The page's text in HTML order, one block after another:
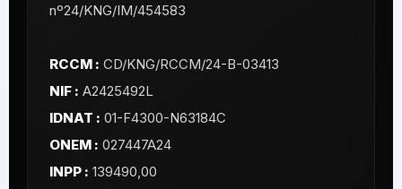
nº24/KNG/IM/454583
RCCM : CD/KNG/RCCM/24-B-03413
NIF : A2425492L
IDNAT : 01-F4300-N63184C
ONEM : 027447A24
INPP : 139490,00